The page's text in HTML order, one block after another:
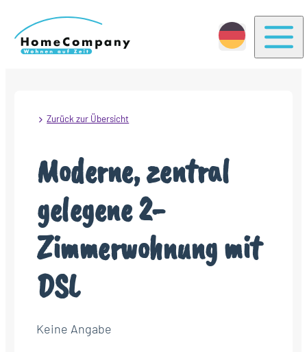
Zurück zur Übersicht
Moderne, zentral
gelegene 2-
Zimmerwohnung mit
DSL
Keine Angabe